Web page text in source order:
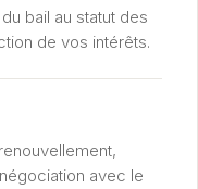
bail au statut des
de vos intérêts.
avec le